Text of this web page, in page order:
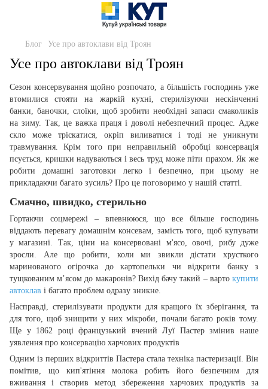
Блог Усе про автоклави від Троян
Усе про автоклави від Троян
Сезон консервування щойно розпочато, а більшість господинь уже
втомилися стояти на жаркій кухні, стерилізуючи нескінченні
банки, баночки, слоїки, щоб зробити необхідні запаси смаколиків
на зиму. Так, це важка праця і доволі небезпечний процес. Адже
скло може тріскатися, окріп виливатися і тоді не уникнути
травмування. Крім того при неправильній обробці консервація
псується, кришки надуваються і весь труд може піти прахом. Як же
робити домашні заготовки легко і безпечно, при цьому не
прикладаючи багато зусиль? Про це поговоримо у нашій статті.
Смачно, швидко, стерильно
Гортаючи соцмережі – впевнююся, що все більше господинь
віддають перевагу домашнім консевам, замість того, щоб купувати
у магазині. Так, ціни на консервовані м'ясо, овочі, рибу дуже
зросли. Але що робити, коли ми звикли дістати хрусткого
маринованого огірочка до картопельки чи відкрити банку з
тущкованим м’ясом до макаронів? Вихід бачу такий – варто купити
автоклав і багато проблем одразу зникне.
Насправді, стерилізувати продукти для кращого їх зберігання, та
для того, щоб знищити у них мікроби, почали багато років тому.
Ще у 1862 році французький вчений Луї Пастер змінив наше
уявлення про консервацію харчових продуктів
Одним із перших відкриттів Пастера стала техніка пастеризації. Він
помітив, що кип'ятіння молока робить його безпечним для
вживання і створив метод збереження харчових продуктів за